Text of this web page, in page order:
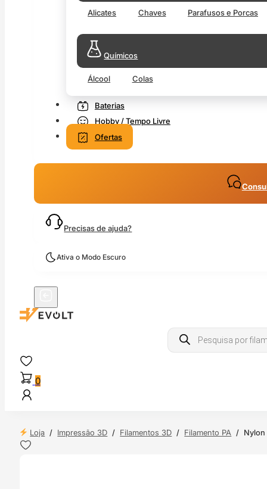
Alicates Chaves Parafusos e Porcas
Químicos
Álcool Colas
Baterias
Hobby / Tempo Livre
Ofertas
Precisas de ajuda?
Ativa o Modo Escuro
Products
search
0
Loja / Impressão 3D / Filamentos 3D / Filamento PA / Nylon